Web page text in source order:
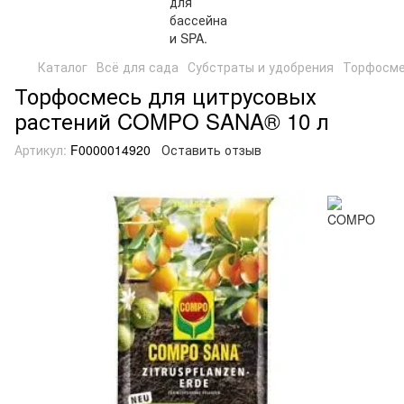
Каталог Всё для сада Субстраты и удобрения
Торфосмесь для цитрусовых
растений COMPO SANA® 10 л
Артикул: F0000014920 Оставить отзыв